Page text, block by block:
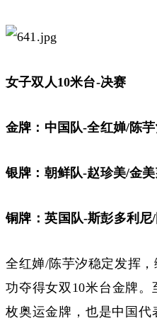
女子双人10米台-决赛
金牌：中国队-全红婵/陈
银牌：朝鲜队-赵珍美/金
铜牌：英国队-斯彭多利尼
全红婵/陈芋汐稳定发挥
功夺得女双10米台金牌
枚奥运金牌，也是中国代